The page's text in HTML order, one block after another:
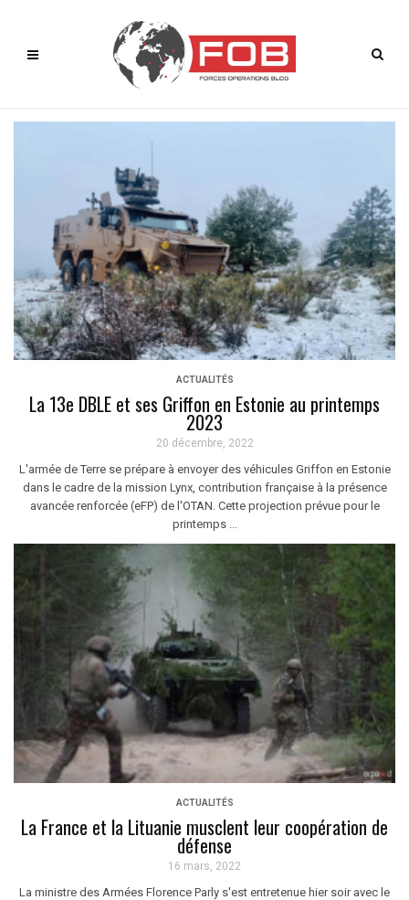
ACTUALITÉS
La 13e DBLE et ses Griffon en Estonie au printemps
2023
20 décembre, 2022
L'armée de Terre se prépare à envoyer des véhicules Griffon en Estonie
dans le cadre de la mission Lynx, contribution française à la présence
avancée renforcée (eFP) de l'OTAN. Cette projection prévue pour le
printemps ...
ACTUALITÉS
La France et la Lituanie musclent leur coopération de
défense
16 mars, 2022
La ministre des Armées Florence Parly s'est entretenue hier soir avec le